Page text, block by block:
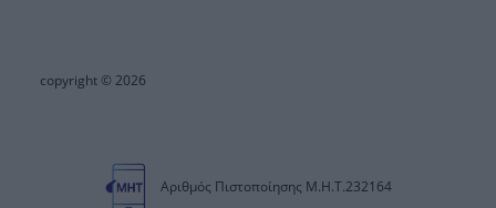
copyright © 2026
Αριθμός Πιστοποίησης Μ.Η.Τ.232164